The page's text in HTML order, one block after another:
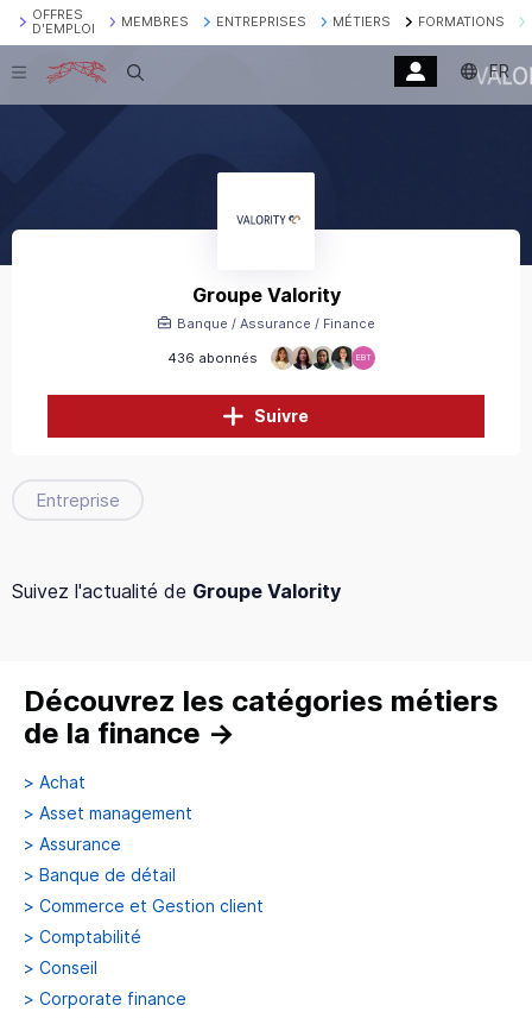
OFFRES
D'EMPLOI
MEMBRES ENTREPRISES MÉTIERS FORMATIONS
Recherche FR
Groupe Valority
436 abonnés EBT
Banque / Assurance / Finance
Suivre
Entreprise
Suivez l'actualité de Groupe Valority
Découvrez les catégories métiers
de la finance →
> Achat
> Asset management
> Assurance
> Banque de détail
> Commerce et Gestion client
> Comptabilité
> Conseil
> Corporate finance